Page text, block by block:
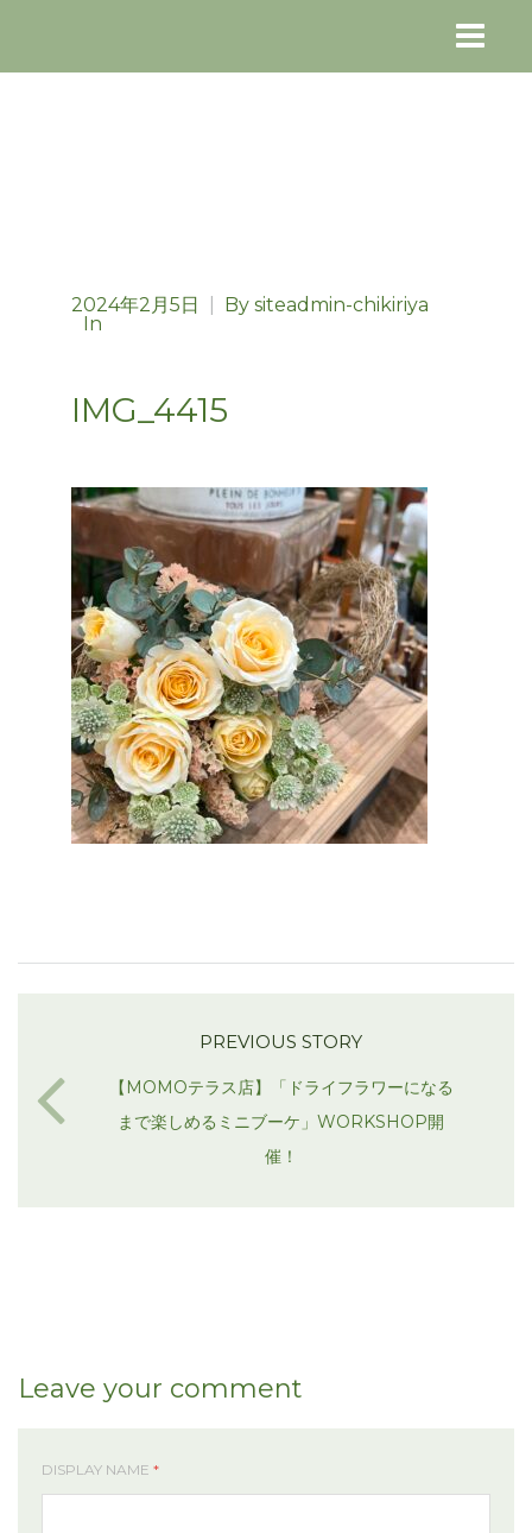
2024年2月5日 By siteadmin-chikiriya
In
IMG_4415
PREVIOUS STORY
【MOMOテラス店】「ドライフラワーになる
まで楽しめるミニブーケ」WORKSHOP開
催！
Leave your comment
DISPLAY NAME *